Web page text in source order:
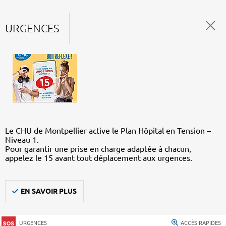
URGENCES
Le CHU de Montpellier active le Plan Hôpital en Tension –
Niveau 1.
Pour garantir une prise en charge adaptée à chacun,
appelez le 15 avant tout déplacement aux urgences.
EN SAVOIR PLUS
URGENCES ACCÈS RAPIDES